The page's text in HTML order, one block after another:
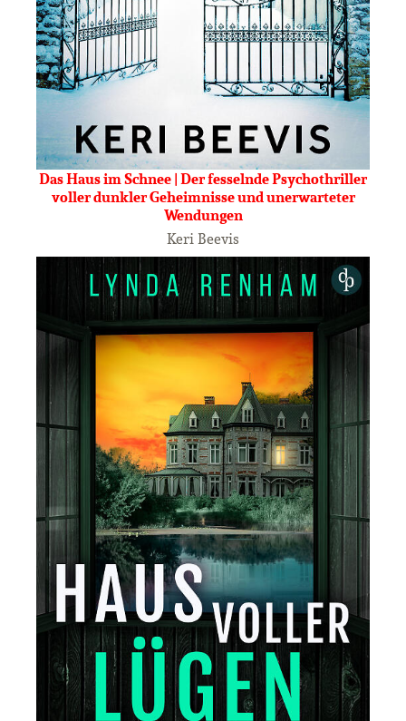
Das Haus im Schnee | Der fesselnde Psychothriller
voller dunkler Geheimnisse und unerwarteter
Wendungen
Keri Beevis